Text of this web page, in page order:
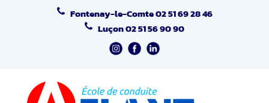
Fontenay-le-Comte02 51 69 28 46
Luçon02 51 56 90 90